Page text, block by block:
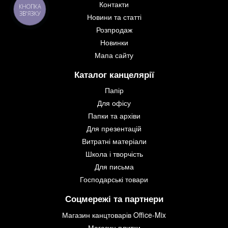
Контакти
Новини та статті
Розпродаж
Новинки
Мапа сайту
Каталог канцелярії
Папір
Для офісу
Папки та архіви
Для презентацій
Витратні матеріали
Школа і творчість
Для письма
Господарські товари
Соцмережі та партнери
Магазин канцтоварів Office-Mix
КНОПКА
ЗВ'ЯЗКУ